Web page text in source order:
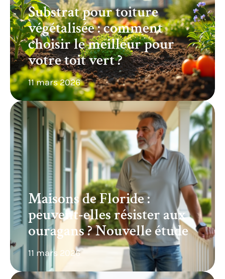
Substrat pour toiture
végétalisée : comment
choisir le meilleur pour
votre toit vert ?
11 mars 2026
Maisons de Floride :
peuvent-elles résister aux
ouragans ? Nouvelle étude
11 mars 2026